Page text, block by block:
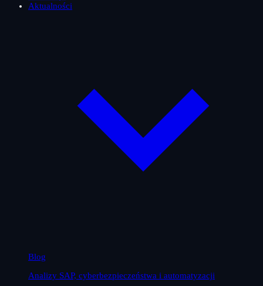
Aktualności
Blog
Analizy SAP, cyberbezpieczeństwa i automatyzacji